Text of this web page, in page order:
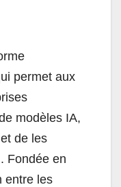
permet aux
modèles IA,
de les
Fondée en
entre les